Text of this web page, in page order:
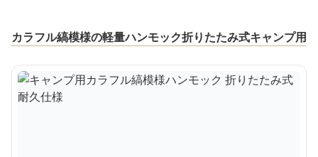
カラフル縞模様の軽量ハンモック折りたたみ式キャンプ用